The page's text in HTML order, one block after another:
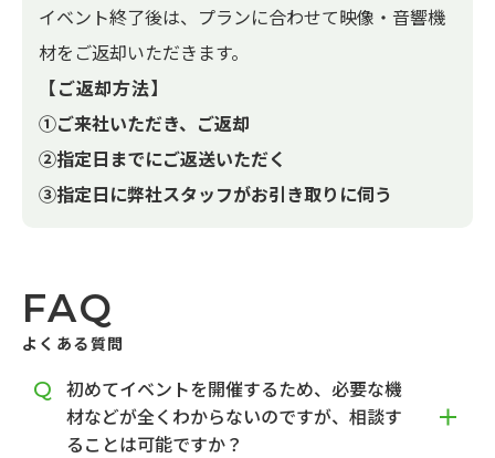
イベント終了後は、プランに合わせて映像・音響機
材をご返却いただきます。
【ご返却方法】
①ご来社いただき、ご返却
②指定日までにご返送いただく
③指定日に弊社スタッフがお引き取りに伺う
FAQ
よくある質問
初めてイベントを開催するため、必要な機
材などが全くわからないのですが、相談す
ることは可能ですか？